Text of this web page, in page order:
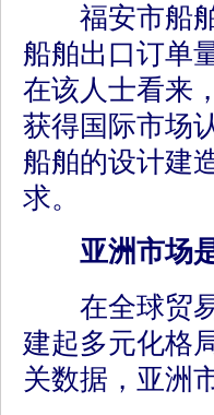
福安市船舶
船舶出口订单
在该人士看来
获得国际市场
船舶的设计建
求。
亚洲市场是
在全球贸易
建起多元化格
关数据，亚洲